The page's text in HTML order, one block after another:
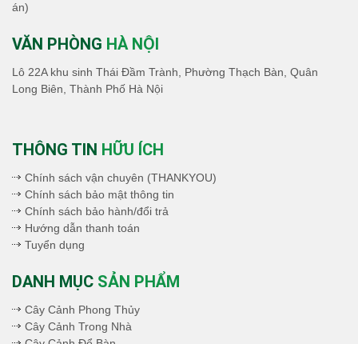
án)
VĂN PHÒNG HÀ NỘI
Lô 22A khu sinh Thái Đầm Trành, Phường Thạch Bàn, Quân
Long Biên, Thành Phố Hà Nội
THÔNG TIN HỮU ÍCH
Chính sách vận chuyên (THANKYOU)
Chính sách bảo mật thông tin
Chính sách bảo hành/đổi trả
Hướng dẫn thanh toán
Tuyển dụng
DANH MỤC SẢN PHẨM
Cây Cảnh Phong Thủy
Cây Cảnh Trong Nhà